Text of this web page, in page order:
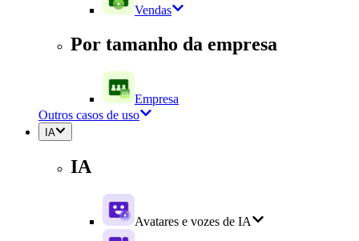
Vendas
Por tamanho da empresa
Empresa
Outros casos de uso
IA
IA
Avatares e vozes de IA